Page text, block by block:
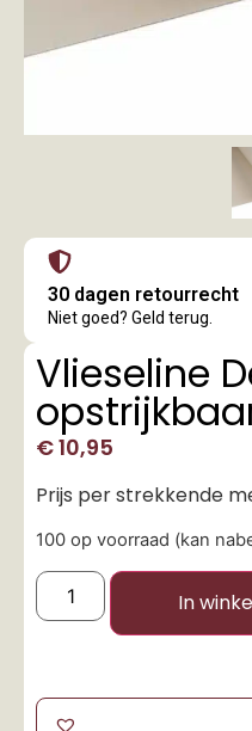
30 dagen retourrecht
Niet goed? Geld terug.
Vlieseline
€10,95
Prijs per strekkende
100 op voorraad (kan
In